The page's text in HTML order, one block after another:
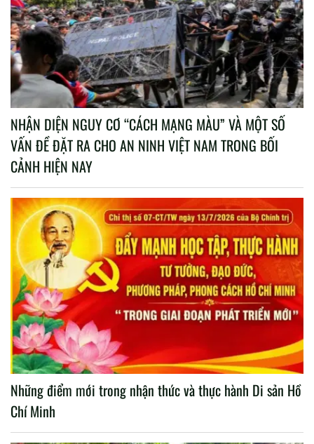
NHẬN DIỆN NGUY CƠ “CÁCH MẠNG MÀU” VÀ MỘT SỐ
VẤN ĐỀ ĐẶT RA CHO AN NINH VIỆT NAM TRONG BỐI
CẢNH HIỆN NAY
Những điểm mới trong nhận thức và thực hành Di sản Hồ
Chí Minh